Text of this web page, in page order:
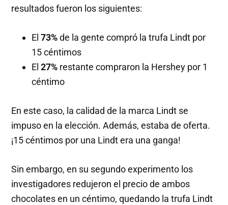
resultados fueron los siguientes:
El73%de la gente compró la trufa Lindt por
15 céntimos
El27% restante compraron la Hershey por 1
céntimo
En este caso, la calidad de la marca Lindt se
impuso en la elección. Además, estaba de oferta.
¡15 céntimos por una Lindt era una ganga!
Sin embargo, en su segundo experimento los
investigadores redujeron el precio de ambos
chocolates en un céntimo, quedando la trufa Lindt